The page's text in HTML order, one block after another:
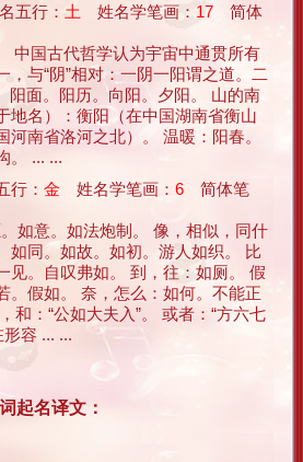
五行： 土 姓名学笔画： 17 简体
中国古代哲学认为宇宙中通贯所有
，与“阴”相对：一阴一阳谓之道。二
阳面。阳历。向阳。夕阳。 山的南
地名）：衡阳（在中国湖南省衡山
河南省洛河之北）。 温暖：阳春。
。 ... ...
： 金 姓名学笔画： 6 简体笔
如意。如法炮制。 像，相似，同什
如同。如故。如初。游人如织。 比
见。自叹弗如。 到，往：如厕。 假
。假如。 奈，怎么：如何。不能正
和：“公如大夫入”。 或者：“方六七
容 ... ...
起名译文：